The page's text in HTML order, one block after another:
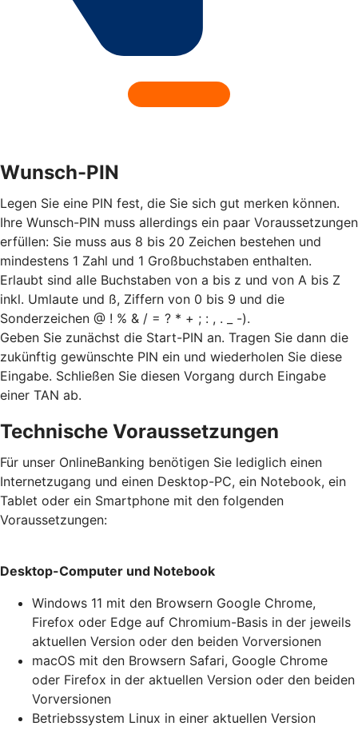
Wunsch-PIN
Legen Sie eine PIN fest, die Sie sich gut merken können.
Ihre Wunsch-PIN muss allerdings ein paar Voraussetzungen
erfüllen: Sie muss aus 8 bis 20 Zeichen bestehen und
mindestens 1 Zahl und 1 Großbuchstaben enthalten.
Erlaubt sind alle Buchstaben von a bis z und von A bis Z
inkl. Umlaute und ß, Ziffern von 0 bis 9 und die
Sonderzeichen @ ! % & / = ? * + ; : , . _ -).
Geben Sie zunächst die Start-PIN an. Tragen Sie dann die
zukünftig gewünschte PIN ein und wiederholen Sie diese
Eingabe. Schließen Sie diesen Vorgang durch Eingabe
einer TAN ab.
Technische Voraussetzungen
Für unser OnlineBanking benötigen Sie lediglich einen
Internetzugang und einen Desktop-PC, ein Notebook, ein
Tablet oder ein Smartphone mit den folgenden
Voraussetzungen:
Desktop-Computer und Notebook
Windows 11 mit den Browsern Google Chrome,
Firefox oder Edge auf Chromium-Basis in der jeweils
aktuellen Version oder den beiden Vorversionen
macOS mit den Browsern Safari, Google Chrome
oder Firefox in der aktuellen Version oder den beiden
Vorversionen
Betriebssystem Linux in einer aktuellen Version